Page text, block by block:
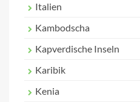
Italien
Kambodscha
Kapverdische Inseln
Karibik
Kenia